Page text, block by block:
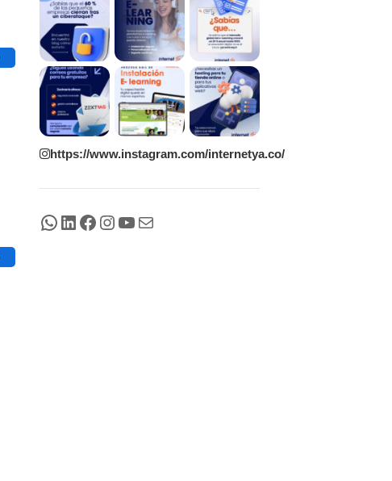
https://www.instagram.com/internetya.co/